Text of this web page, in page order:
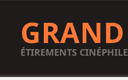
ÉTIREMENTS